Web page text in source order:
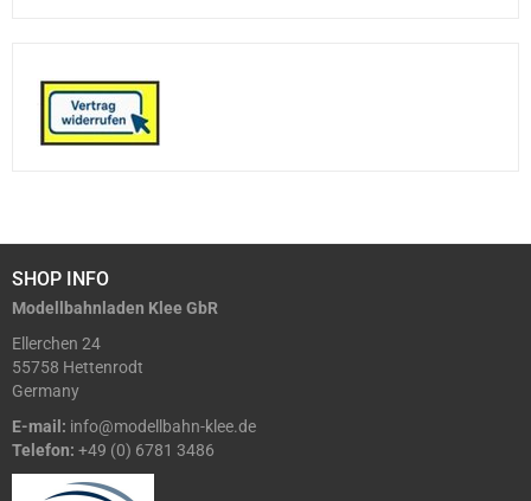
SHOP INFO
Modellbahnladen Klee GbR
Ellerchen 24
55758 Hettenrodt
Germany
E-mail: info@modellbahn-klee.de
Telefon: +49 (0) 6781 3486